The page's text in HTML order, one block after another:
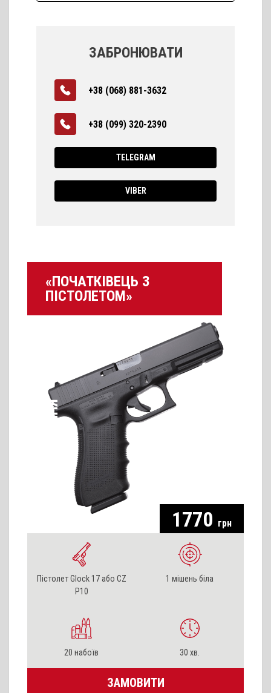
ЗАБРОНЮВАТИ
+38 (068) 881-3632
+38 (099) 320-2390
TELEGRAM
VIBER
«ПОЧАТКІВЕЦЬ З
ПІСТОЛЕТОМ»
ПАКЕТНЕ РІШЕННЯ
1770 грн
Пістолет Glock 17 або CZ
P10
1 мішень біла
20 набоїв 30 хв.
ЗАМОВИТИ